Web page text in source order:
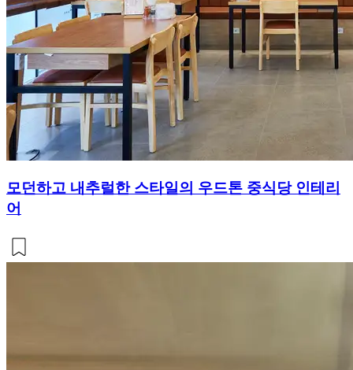
모던하고 내추럴한 스타일의 우드톤 중식당 인테리
어